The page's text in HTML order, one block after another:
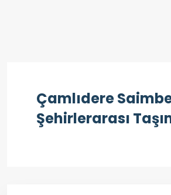
Çamlıdere
Şehirlerarası